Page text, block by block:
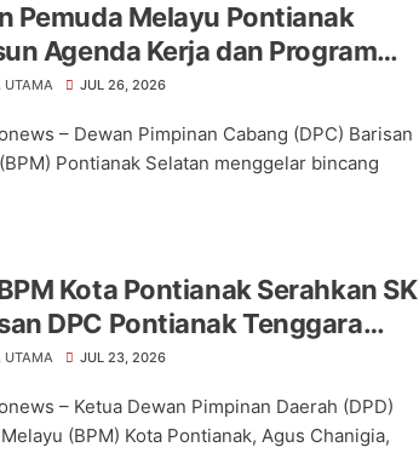
Pemuda Melayu Pontianak
Agenda Kerja dan Program
Kemajuan Organisasi
UTAMA JUL 26, 2026
– Dewan Pimpinan Cabang (DPC) Barisan
Pontianak Selatan menggelar bincang
Kota Pontianak Serahkan SK
DPC Pontianak Tenggara
UTAMA JUL 23, 2026
– Ketua Dewan Pimpinan Daerah (DPD)
(BPM) Kota Pontianak, Agus Chanigia,